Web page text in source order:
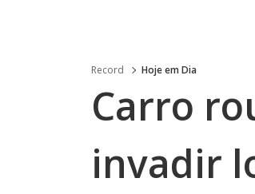
Record Hoje em Dia
Carro
invadir